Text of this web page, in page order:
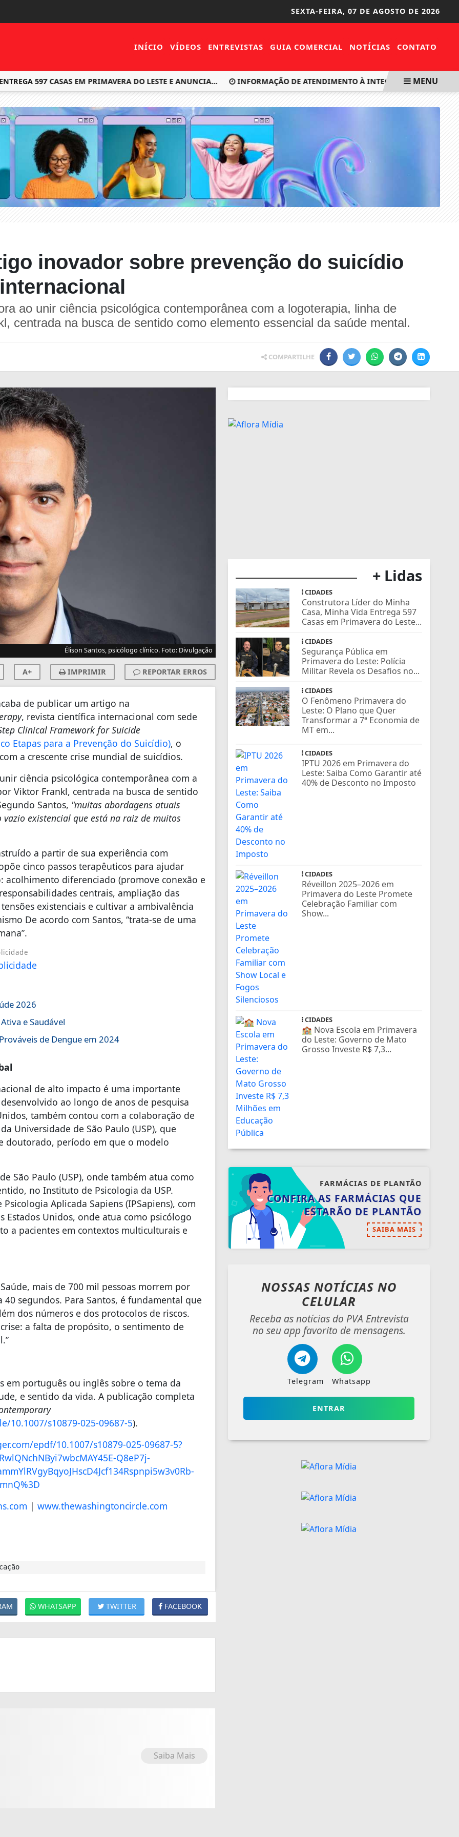
SEXTA-FEIRA, 07 DE AGOSTO DE 2026
INÍCIO VÍDEOS ENTREVISTAS GUIA COMERCIAL NOTÍCIAS CONTATO
597 CASAS EM PRIMAVERA DO LESTE E ANUNCIA... INFORMAÇÃO DE ATENDIMENTO À INTEGRANTE DA
MENU
inovador sobre prevenção do suicídio
ao unir ciência psicológica contemporânea com a logoterapia, linha de
centrada na busca de sentido como elemento essencial da saúde mental.
COMPARTILHE
Élison Santos, psicólogo clínico. Foto: Divulgação
A+ IMPRIMIR REPORTAR ERROS
de publicar um artigo na
, revista científica internacional com sede
Clinical Framework for Suicide
Etapas para a Prevenção do Suicídio), o
a crescente crise mundial de suicídios.
ciência psicológica contemporânea com a
Viktor Frankl, centrada na busca de sentido
Santos, "muitas abordagens atuais
existencial que está na raiz de muitos
a partir de sua experiência com
cinco passos terapêuticos para ajudar
diferenciado (promove conexão e
centrais, ampliação das
existenciais e cultivar a ambivalência
De acordo com Santos, “trata-se de uma
2026
e Saudável
de Dengue em 2024
de alto impacto é uma importante
ao longo de anos de pesquisa
também contou com a colaboração de
Universidade de São Paulo (USP), que
doutorado, período em que o modelo
São Paulo (USP), onde também atua como
no Instituto de Psicologia da USP.
Aplicada Sapiens (IPSapiens), com
Estados Unidos, onde atua como psicólogo
a pacientes em contextos multiculturais e
mais de 700 mil pessoas morrem por
segundos. Para Santos, é fundamental que
dos números e dos protocolos de riscos.
a falta de propósito, o sentimento de
em português ou inglês sobre o tema da
e sentido da vida. A publicação completa
10.1007/s10879-025-09687-5).
epdf/10.1007/s10879-025-09687-5?
hNByi7wbcMAY45E-Q8eP7j-
yBqyoJHscD4Jcf134Rspnpi5w3v0Rb-
| www.thewashingtoncircle.com
FACEBOOK
TWITTER
WHATSAPP
Saiba Mais
+ Lidas
CIDADES
Construtora Líder do Minha
Casa, Minha Vida Entrega 597
Casas em Primavera do Leste...
CIDADES
Segurança Pública em
Primavera do Leste: Polícia
Militar Revela os Desafios no...
CIDADES
O Fenômeno Primavera do
Leste: O Plano que Quer
Transformar a 7ª Economia de
MT em...
CIDADES
IPTU 2026 em Primavera do
Leste: Saiba Como Garantir até
40% de Desconto no Imposto
CIDADES
Réveillon 2025–2026 em
Primavera do Leste Promete
Celebração Familiar com
Show...
CIDADES
🏫 Nova Escola em Primavera
do Leste: Governo de Mato
Grosso Investe R$ 7,3...
FARMÁCIAS DE PLANTÃO
CONFIRA AS FARMÁCIAS QUE
ESTARÃO DE PLANTÃO
SAIBA MAIS
NOSSAS NOTÍCIAS NO
CELULAR
Receba as notícias do PVA Entrevista
no seu app favorito de mensagens.
Telegram Whatsapp
ENTRAR